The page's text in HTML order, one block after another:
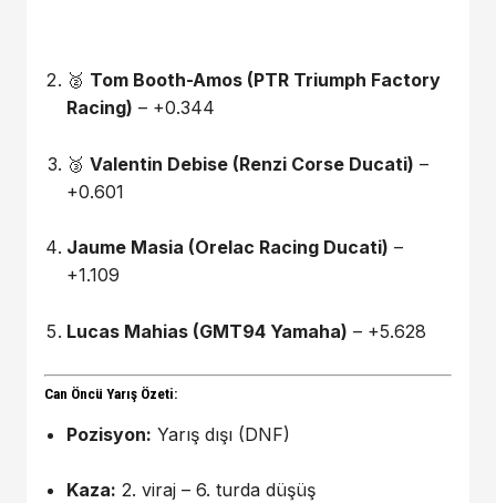
🥈 Tom Booth-Amos (PTR Triumph Factory
Racing) – +0.344
🥉 Valentin Debise (Renzi Corse Ducati) –
+0.601
Jaume Masia (Orelac Racing Ducati) –
+1.109
Lucas Mahias (GMT94 Yamaha) – +5.628
Can Öncü Yarış Özeti:
Pozisyon: Yarış dışı (DNF)
Kaza: 2. viraj – 6. turda düşüş